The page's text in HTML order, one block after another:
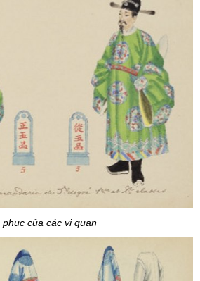
phục của các vị quan